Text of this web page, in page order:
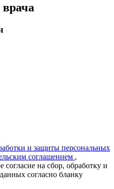
и защиты персональных
соглашением ,
на сбор, обработку и
согласно бланку